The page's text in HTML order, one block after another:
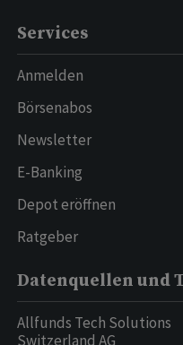
Services
Anmelden
Börsenabos
Newsletter
E-Banking
Depot eröffnen
Ratgeber
Datenquellen und
Allfunds Tech Solutions
Switzerland AG